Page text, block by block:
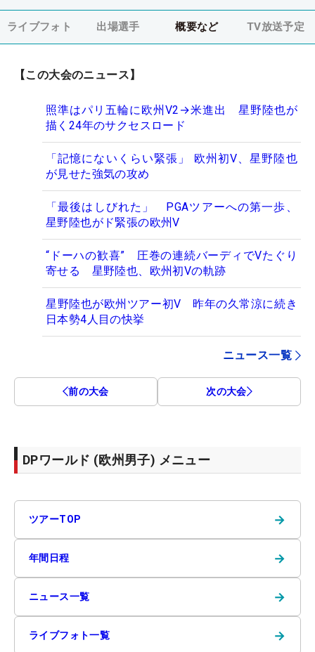
ライブフォト 出場選手 概要など TV放送予定
【この大会のニュース】
照準はパリ五輪に欧州V2→米進出 星野陸也が
描く24年のサクセスロード
「記憶にないくらい緊張」 欧州初V、星野陸也
が見せた強気の攻め
「最後はしびれた」 PGAツアーへの第一歩、
星野陸也がド緊張の欧州V
“ドーハの歓喜” 圧巻の連続バーディでVたぐり
寄せる 星野陸也、欧州初Vの軌跡
星野陸也が欧州ツアー初V 昨年の久常涼に続き
日本勢4人目の快挙
ニュース一覧
前の大会 次の大会
DPワールド (欧州男子) メニュー
ツアーTOP →
年間日程 →
ニュース一覧 →
ライブフォト一覧 →